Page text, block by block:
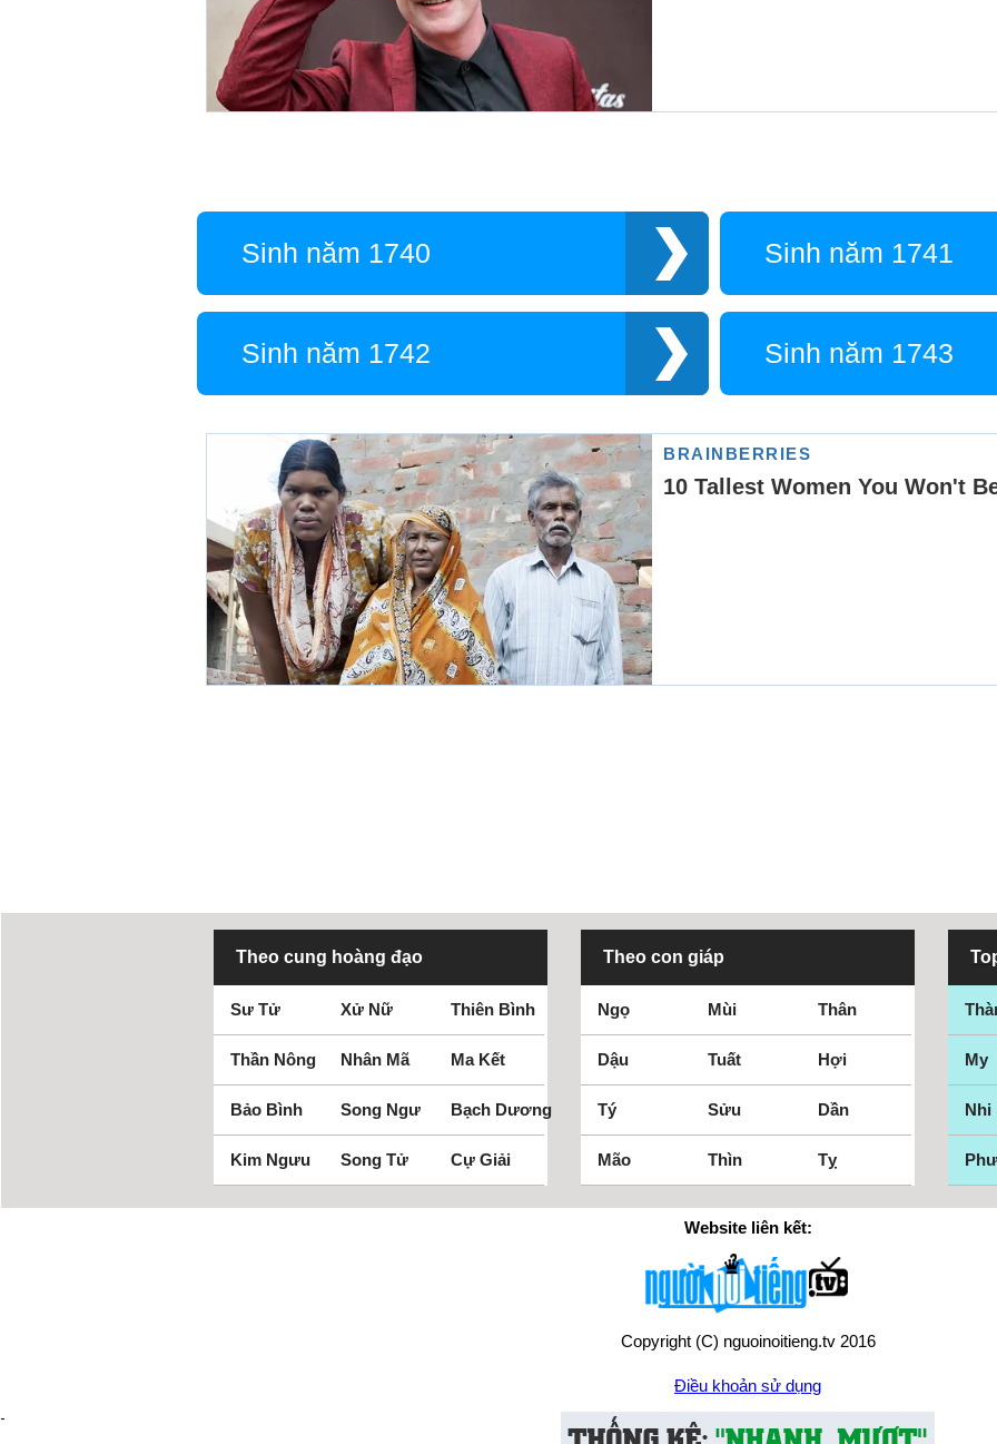
Sinh năm 1740 Sinh năm 1741
Sinh năm 1742 Sinh năm 1743
Theo cung hoàng đạo
Sư Tử Xử Nữ Thiên Bình
Thần Nông Nhân Mã Ma Kết
Bảo Bình Song Ngư Bạch Dương
Kim Ngưu Song Tử Cự Giải
Theo con giáp
Ngọ Mùi Thân
Dậu Tuất Hợi
Tý Sửu Dần
Mão Thìn Tỵ
My
Nhi
Website liên kết:
Copyright (C) nguoinoitieng.tv 2016
Điều khoản sử dụng